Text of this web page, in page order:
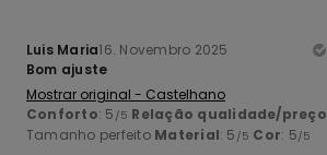
Luis Maria16. Novembro 2025
Bom ajuste
Mostrar original - Castelhano
Conforto: 5 /5 Relação qualidade/preço
Tamanho perfeito Material: 5 /5 Cor: 5/5